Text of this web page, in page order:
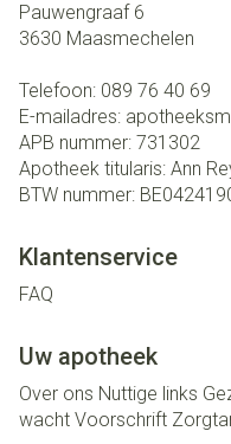
Pauwengraaf 6
3630 Maasmechelen
Telefoon: 089 76 40 69
E-mailadres:
APB nummer: 731302
Apotheek titularis: Ann
BTW nummer:
Klantenservice
FAQ
Uw apotheek
Over ons Nuttige links
wacht Voorschrift